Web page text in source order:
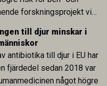
forskningsprojekt vid
problemen uppstår och
som smågris kan stärka
till djur minskar i
antibiotika till djur i EU har
fjärdedel sedan 2018 var
något högre